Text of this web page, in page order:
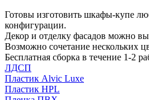
Готовы изготовить шкафы-купе
конфигурации.
Декор и отделку фасадов можно
Возможно сочетание нескольких
Бесплатная сборка в течение 1-2
ЛДСП
Пластик Alvic Luxe
Пластик HPL